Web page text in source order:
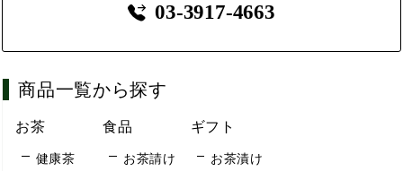
03-3917-4663
商品一覧から探す
お茶
健康茶
食品
お茶請け
ギフト
お茶漬け